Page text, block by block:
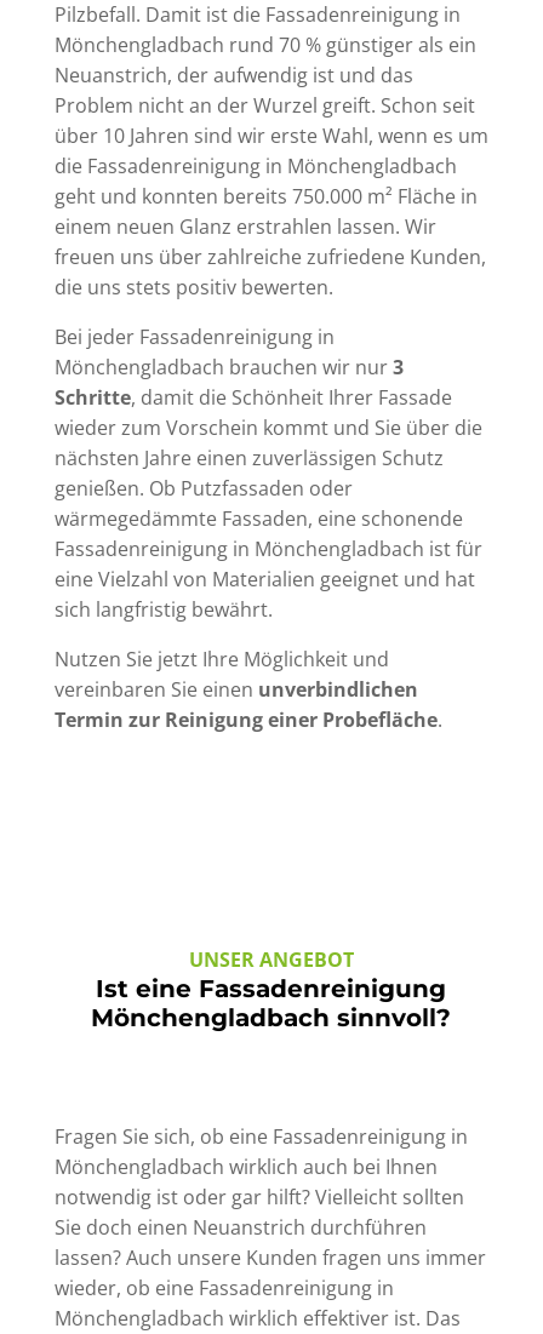
Pilzbefall. Damit ist die Fassadenreinigung in
Mönchengladbach rund 70 % günstiger als ein
Neuanstrich, der aufwendig ist und das
Problem nicht an der Wurzel greift. Schon seit
über 10 Jahren sind wir erste Wahl, wenn es um
die Fassadenreinigung in Mönchengladbach
geht und konnten bereits 750.000 m² Fläche in
einem neuen Glanz erstrahlen lassen. Wir
freuen uns über zahlreiche zufriedene Kunden,
die uns stets positiv bewerten.
Bei jeder Fassadenreinigung in
Mönchengladbach brauchen wir nur3
Schritte, damit die Schönheit Ihrer Fassade
wieder zum Vorschein kommt und Sie über die
nächsten Jahre einen zuverlässigen Schutz
genießen. Ob Putzfassaden oder
wärmegedämmte Fassaden, eine schonende
Fassadenreinigung in Mönchengladbach ist für
eine Vielzahl von Materialien geeignet und hat
sich langfristig bewährt.
Nutzen Sie jetzt Ihre Möglichkeit und
vereinbaren Sie einen unverbindlichen
Termin zur Reinigung einer Probefläche.
UNSER ANGEBOT
Ist eine Fassadenreinigung
Mönchengladbach sinnvoll?
Fragen Sie sich, ob eine Fassadenreinigung in
Mönchengladbach wirklich auch bei Ihnen
notwendig ist oder gar hilft? Vielleicht sollten
Sie doch einen Neuanstrich durchführen
lassen? Auch unsere Kunden fragen uns immer
wieder, ob eine Fassadenreinigung in
Mönchengladbach wirklich effektiver ist. Das